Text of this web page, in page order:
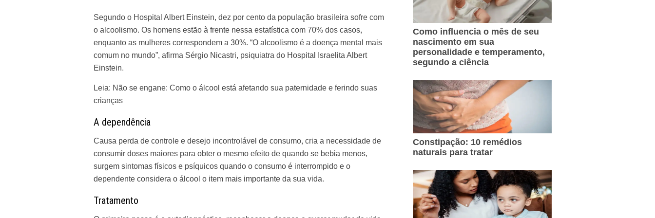
Segundo o Hospital Albert Einstein, dez por cento da população brasileira sofre com
o alcoolismo. Os homens estão à frente nessa estatística com 70% dos casos,
enquanto as mulheres correspondem a 30%. “O alcoolismo é a doença mental mais
comum no mundo”, afirma Sérgio Nicastri, psiquiatra do Hospital Israelita Albert
Einstein.
Leia: Não se engane: Como o álcool está afetando sua paternidade e ferindo suas
crianças
A dependência
Causa perda de controle e desejo incontrolável de consumo, cria a necessidade de
consumir doses maiores para obter o mesmo efeito de quando se bebia menos,
surgem sintomas físicos e psíquicos quando o consumo é interrompido e o
dependente considera o álcool o item mais importante da sua vida.
Tratamento
Como influencia o mês de seu
nascimento em sua
personalidade e temperamento,
segundo a ciência
Constipação: 10 remédios
naturais para tratar